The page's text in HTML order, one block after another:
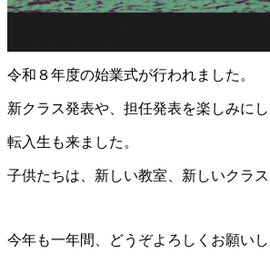
令和８年度の始業式が行われました。
新クラス発表や、担任発表を楽しみに
転入生も来ました。
子供たちは、新しい教室、新しいクラ
今年も一年間、どうぞよろしくお願いし